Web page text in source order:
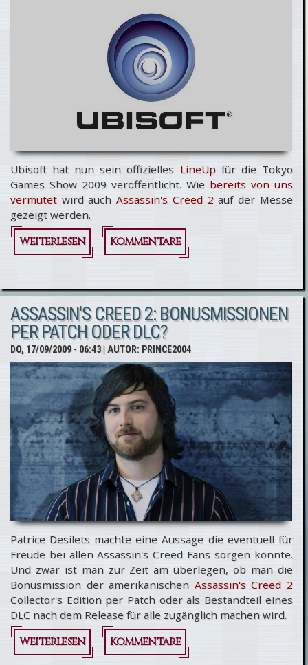
bekannt
Ubisoft hat nun sein offizielles LineUpfür die Tokyo
Games Show 2009 veröffentlicht. Wie bereits von uns
vermutetwird auchAssassin's Creed 2auf der Messe
gezeigt werden.
Weiterlesen
über
Games
Show
2009
Ubisoft
LineUp
Kommentare
ASSASSIN'S CREED 2: BONUSMISSIONEN
PER PATCH ODER DLC?
DO, 17/09/2009 - 06:43| AUTOR: PRINCE2004
Patrice Desilets machte eine Aussage die eventuell für
Freude bei allen Assassin's Creed Fans sorgen könnte.
Und zwar ist man zur Zeit am überlegen, ob man die
Bonusmission der amerikanischen Assassin's Creed 2
Collector's Edition per Patch oder als Bestandteil eines
DLC nach dem Release für alle zugänglich machen wird.
Weiterlesen
über Assassin's
Kommentare